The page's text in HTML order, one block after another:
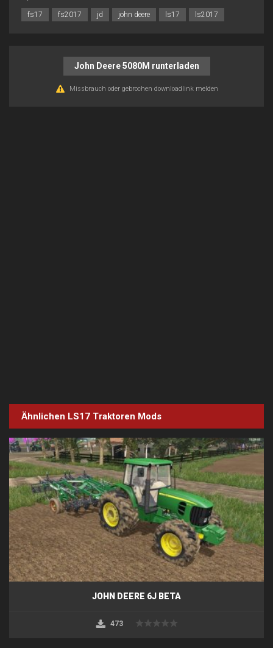
fs17 fs2017 jd john deere ls17 ls2017
John Deere 5080M runterladen
Missbrauch oder gebrochen downloadlink melden
Ähnlichen LS17 Traktoren Mods
JOHN DEERE 6J BETA
473